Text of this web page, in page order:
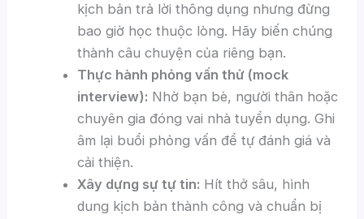
kịch bản trả lời thông dụng nhưng đừng
bao giờ học thuộc lòng. Hãy biến chúng
thành câu chuyện của riêng bạn.
Thực hành phỏng vấn thử (mock
interview): Nhờ bạn bè, người thân hoặc
chuyên gia đóng vai nhà tuyển dụng. Ghi
âm lại buổi phỏng vấn để tự đánh giá và
cải thiện.
Xây dựng sự tự tin: Hít thở sâu, hình
dung kịch bản thành công và chuẩn bị